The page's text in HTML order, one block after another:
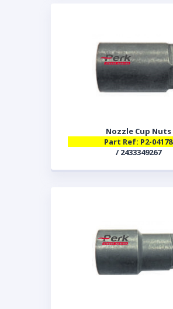
Nozzle Cup Nuts
Part Ref: P2-04178
/ 2433349267